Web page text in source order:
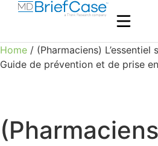
Home / (Pharmaciens) L’essentiel
Guide de prévention et de prise